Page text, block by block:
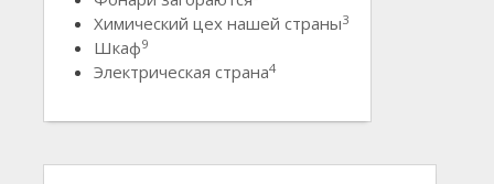
Химический цех нашей страны3
Шкаф9
Электрическая страна4